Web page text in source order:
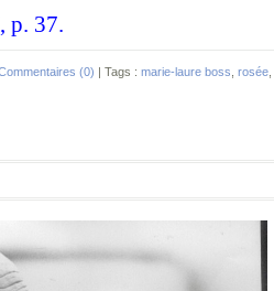
p. 37.
(0) | Tags : marie-laure boss rosée